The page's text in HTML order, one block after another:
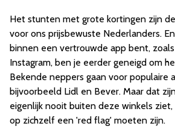
Het stunten met grote kortingen zijn
voor ons prijsbewuste Nederlanders.
binnen een vertrouwde app bent,
Instagram, ben je eerder geneigd om
Bekende neppers gaan voor populaire
bijvoorbeeld Lidl en Bever. Maar dat
eigenlijk nooit buiten deze winkels
op zichzelf een 'red flag' moeten zijn.